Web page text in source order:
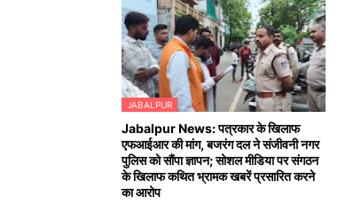
JABALPUR
Jabalpur News: पत्रकार के खिलाफ
एफआईआर की मांग, बजरंग दल ने संजीवनी नगर
पुलिस को सौंपा ज्ञापन; सोशल मीडिया पर संगठन
के खिलाफ कथित भ्रामक खबरें प्रसारित करने
का आरोप